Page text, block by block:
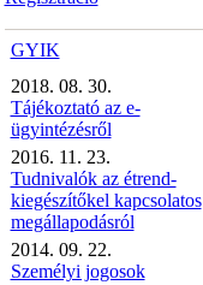
GYIK
2018. 08. 30.
Tájékoztató az e-
ügyintézésről
2016. 11. 23.
Tudnivalók az étrend-
kiegészítőkel kapcsolatos
megállapodásról
2014. 09. 22.
Személyi jogosok